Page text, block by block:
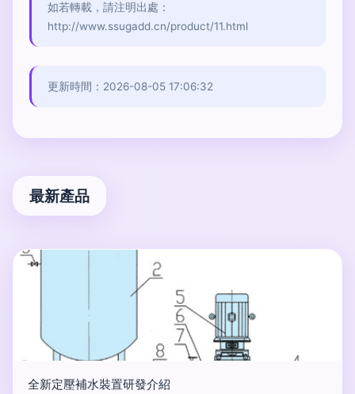
如若轉載，請注明出處：
http://www.ssugadd.cn/product/11.html
更新時間：2026-08-05 17:06:32
最新產品
全新定壓補水裝置研發介紹